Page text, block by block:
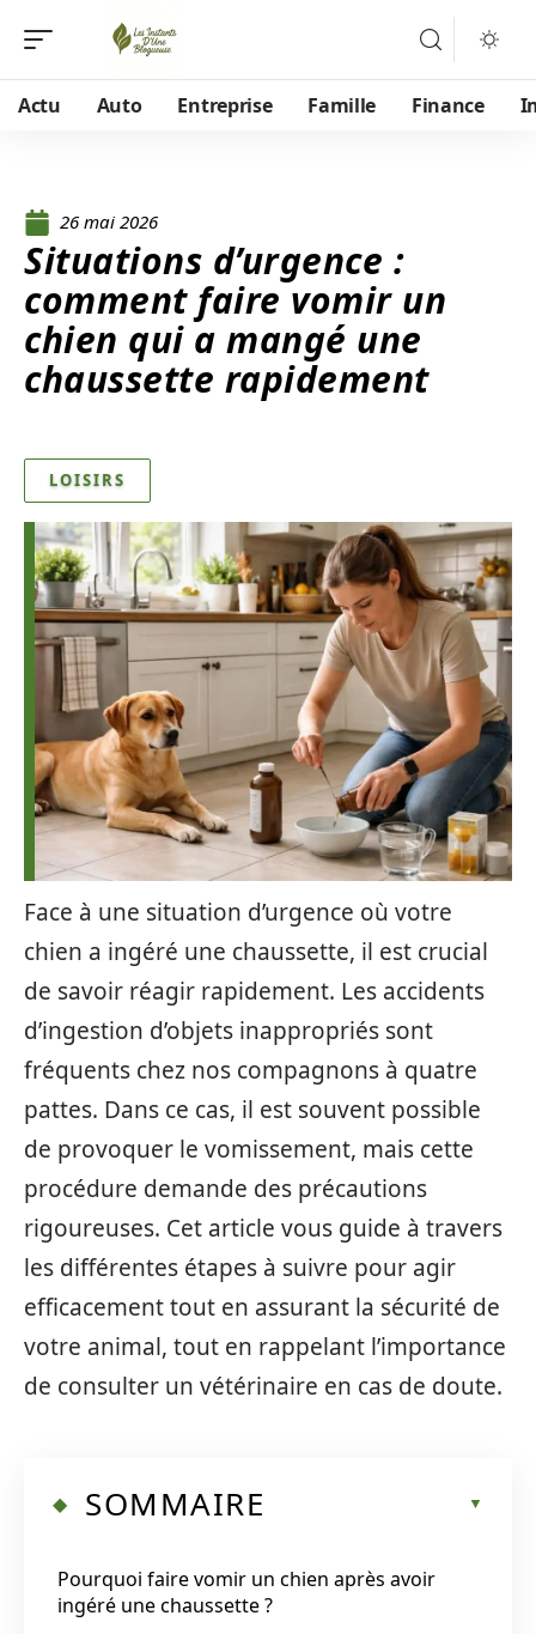
Actu Auto Entreprise Famille Finance
26 mai 2026
Situations d’urgence :
comment faire vomir un
chien qui a mangé une
chaussette rapidement
LOISIRS
Face à une situation d’urgence où votre
chien a ingéré une chaussette, il est crucial
de savoir réagir rapidement. Les accidents
d’ingestion d’objets inappropriés sont
fréquents chez nos compagnons à quatre
pattes. Dans ce cas, il est souvent possible
de provoquer le vomissement, mais cette
procédure demande des précautions
rigoureuses. Cet article vous guide à travers
les différentes étapes à suivre pour agir
efficacement tout en assurant la sécurité de
votre animal, tout en rappelant l’importance
de consulter un vétérinaire en cas de doute.
SOMMAIRE
Pourquoi faire vomir un chien après avoir
ingéré une chaussette ?